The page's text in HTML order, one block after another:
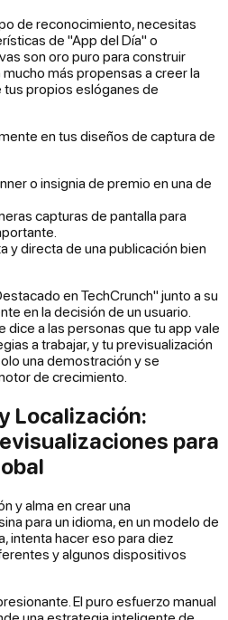
de reconocimiento, necesitas
de "App del Día" o
son oro puro para construir
más propensas a creer la
tus propios eslóganes de
en tus diseños de captura de
o insignia de premio en una de
capturas de pantalla para
y directa de una publicación bien
en TechCrunch" junto a su
en la decisión de un usuario.
dice a las personas que tu app vale
a trabajar, y tu previsualización
una demostración y se
de crecimiento.
Localización:
para
y alma en crear una
para un idioma, en un modelo de
intenta hacer eso para diez
y algunos dispositivos
El puro esfuerzo manual